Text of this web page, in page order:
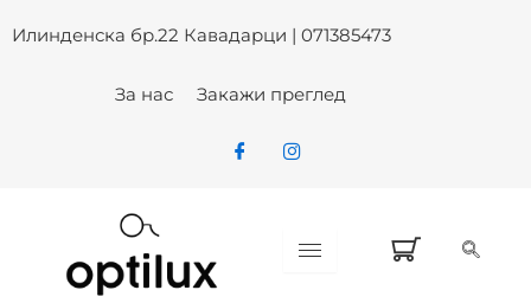
toИлинденска бр.22 Кавадарци | 071385473
За нас Закажи преглед